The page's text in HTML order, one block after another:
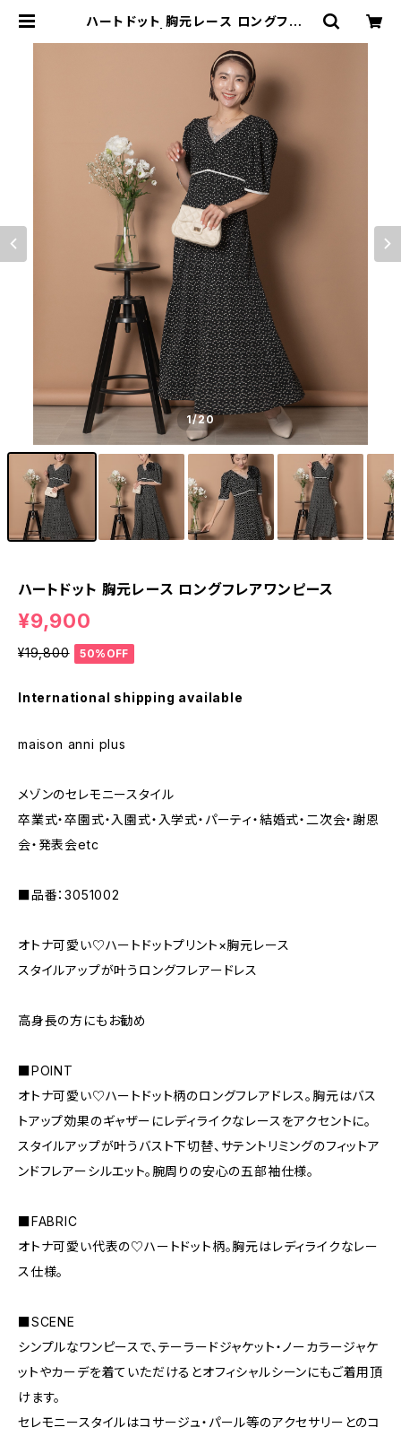
ハートドット 胸元レース ロングフレア
l shop
1/20
ハートドット 胸元レース ロングフレアワンピース
¥9,900
¥19,800 50%OFF
International shipping available
maison anni plus
メゾンのセレモニースタイル
卒業式・卒園式・入園式・入学式・パーティ・結婚式・二次会・謝恩
会・発表会etc
■品番：3051002
オトナ可愛い♡ハートドットプリント×胸元レース
スタイルアップが叶うロングフレアードレス
高身長の方にもお勧め
■POINT
オトナ可愛い♡ハートドット柄のロングフレアドレス。胸元はバス
トアップ効果のギャザーにレディライクなレースをアクセントに。
スタイルアップが叶うバスト下切替、サテントリミングのフィットア
ンドフレアーシルエット。腕周りの安心の五部袖仕様。
■FABRIC
オトナ可愛い代表の♡ハートドット柄。胸元はレディライクなレー
ス仕様。
■SCENE
シンプルなワンピースで、テーラードジャケット・ノーカラージャケ
ットやカーデを着ていただけるとオフィシャルシーンにもご着用頂
けます。
セレモニースタイルはコサージュ・パール等のアクセサリーとのコ